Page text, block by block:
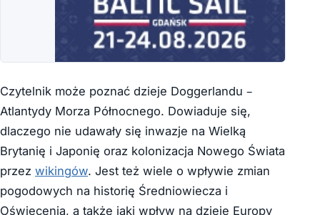
Czytelnik może poznać dzieje Doggerlandu –
Atlantydy Morza Północnego. Dowiaduje się,
dlaczego nie udawały się inwazje na Wielką
Brytanię i Japonię oraz kolonizacja Nowego Świata
przez wikingów. Jest też wiele o wpływie zmian
pogodowych na historię Średniowiecza i
Oświecenia, a także jaki wpływ na dzieje Europy